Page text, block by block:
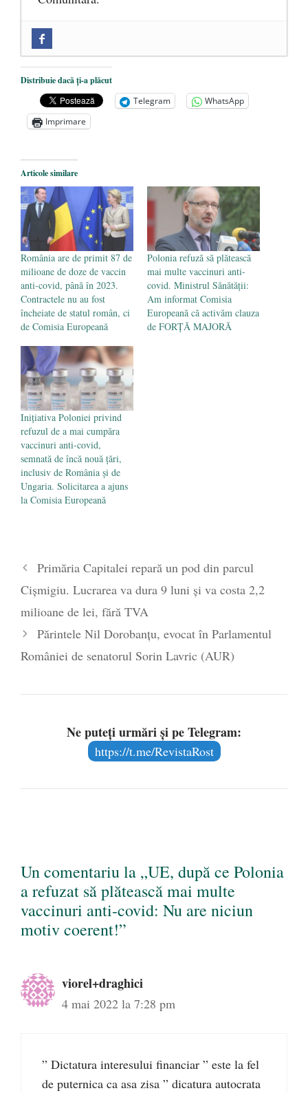
Mănăstirea „Sfânta Ana” Rohia. Părintele
Nicolae Steinhardt, comemorat la 102 ani
de la naștere - 29 iulie 2024
„Carnea cultivată” în laborator, tot mai
comercializare în UE
Părintele mărturisitor Constantin
Voicescu, pomenit, duminică, la
Mănăstirea Cernica
- 27 iulie 2024
Distribuie dacă ți-a plăcut
Telegram
WhatsApp
Imprimare
Articole similare
România are de primit 87 de
milioane de doze de vaccin
anti-covid, până în 2023.
Contractele nu au fost
încheiate de statul român, ci
de Comisia Europeană
Polonia refuză să plătească
mai multe vaccinuri anti-
covid. Ministrul Sănătății:
Am informat Comisia
Europeană că activăm clauza
de FORȚĂ MAJORĂ
Inițiativa Poloniei privind
refuzul de a mai cumpăra
vaccinuri anti-covid,
semnată de încă nouă țări,
inclusiv de România și de
Ungaria. Solicitarea a ajuns
la Comisia Europeană
Primăria Capitalei repară un pod din parcul
Cișmigiu. Lucrarea va dura 9 luni şi va costa 2,2
milioane de lei, fără TVA
Părintele Nil Dorobanțu, evocat în Parlamentul
României de senatorul Sorin Lavric (AUR)
Ne puteți urmări și pe Telegram:
https://t.me/RevistaRost
Un comentariu la „UE, după ce Polonia
a refuzat să plătească mai multe
vaccinuri anti-covid: Nu are niciun
motiv coerent!”
viorel+draghici
4 mai 2022 la 7:28 pm
” Dictatura interesului financiar ” este la fel
de puternica ca asa zisa ” dicatura autocrata